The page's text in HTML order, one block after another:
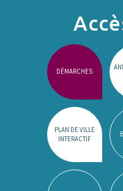
DÉMARCHES
PLAN DE VILLE
INTERACTIF